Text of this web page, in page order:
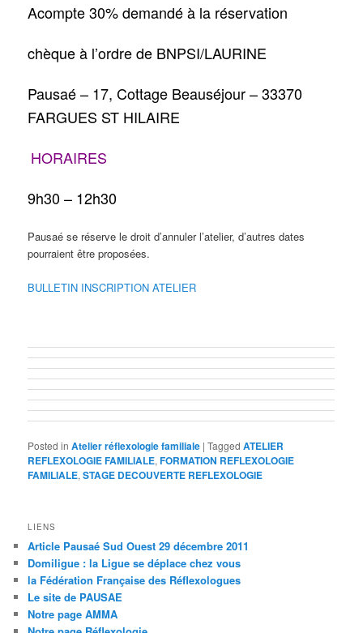
Acompte 30% demandé à la réservation
chèque à l’ordre de BNPSI/LAURINE
Pausaé – 17, Cottage Beauséjour – 33370
FARGUES ST HILAIRE
HORAIRES
9h30 – 12h30
Pausaé se réserve le droit d’annuler l’atelier, d’autres dates
pourraient être proposées.
BULLETIN INSCRIPTION ATELIER
Posted in Atelier réflexologie familiale |Tagged ATELIER
REFLEXOLOGIE FAMILIALE,FORMATION REFLEXOLOGIE
FAMILIALE,STAGE DECOUVERTE REFLEXOLOGIE
LIENS
Article Pausaé Sud Ouest 29 décembre 2011
Domiligue : la Ligue se déplace chez vous
la Fédération Française des Réflexologues
Le site de PAUSAE
Notre page AMMA